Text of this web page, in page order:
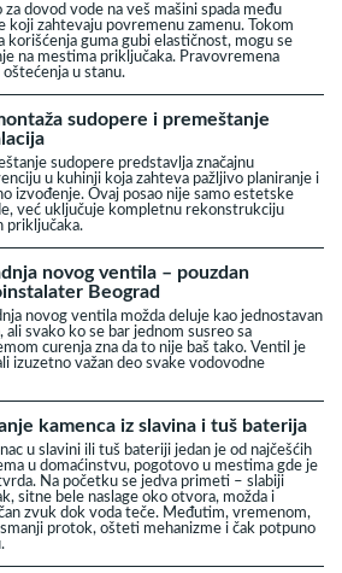
za dovod vode na veš mašini spada među
koji zahtevaju povremenu zamenu. Tokom
korišćenja guma gubi elastičnost, mogu se
na mestima priključaka. Pravovremena
oštećenja u stanu.
sudopere i premeštanje
sudopere predstavlja značajnu
u kuhinji koja zahteva pažljivo planiranje i
izvođenje. Ovaj posao nije samo estetske
već uključuje kompletnu rekonstrukciju
priključaka.
novog ventila – pouzdan
Beograd
novog ventila možda deluje kao jednostavan
ali svako ko se bar jednom susreo sa
curenja zna da to nije baš tako. Ventil je
izuzetno važan deo svake vodovodne
kamenca iz slavina i tuš baterija
u slavini ili tuš bateriji jedan je od najčešćih
u domaćinstvu, pogotovo u mestima gde je
Na početku se jedva primeti – slabiji
sitne bele naslage oko otvora, možda i
zvuk dok voda teče. Međutim, vremenom,
protok, ošteti mehanizme i čak potpuno